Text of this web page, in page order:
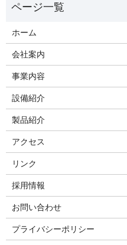
ホーム
会社案内
事業内容
設備紹介
製品紹介
アクセス
リンク
採用情報
お問い合わせ
プライバシーポリシー